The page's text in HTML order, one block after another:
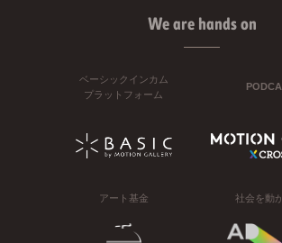
We are hands on
ベーシックインカム
プラットフォーム
アート基金 社会を動